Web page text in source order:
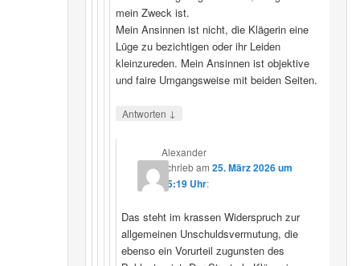
mein Zweck ist.
Mein Ansinnen ist nicht, die Klägerin eine
Lüge zu bezichtigen oder ihr Leiden
kleinzureden. Mein Ansinnen ist objektive
und faire Umgangsweise mit beiden Seiten.
Antworten ↓
Alexander
schriebam25. März 2026 um
15:19 Uhr:
Das steht im krassen Widerspruch zur
allgemeinen Unschuldsvermutung, die
ebenso ein Vorurteil zugunsten des